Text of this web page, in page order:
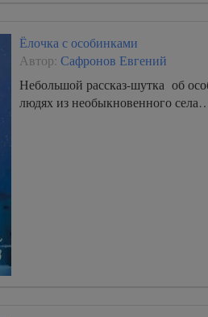
Ёлочка с особинками
Автор: Сафронов Евгений
Небольшой рассказ-шутка об
людях из необыкновенного